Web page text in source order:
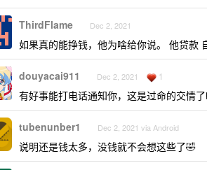
ThirdFlame Dec 2, 2021
如果真的能挣钱，他为啥给你说。 他贷款
douyacai911 Dec 2, 2021 1
有好事能打电话通知你，这是过命的交情
tubenunber1 Dec 2, 2021 via Android
说明还是钱太多，没钱就不会想这些了🤣